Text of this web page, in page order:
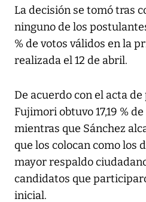
La decisión se tomó tras
ninguno de los
% de votos válidos en la
realizada el 12 de abril.
De acuerdo con el acta
Fujimori obtuvo 17,19 %
mientras que Sánchez
que los colocan como los
mayor respaldo
candidatos que
inicial.